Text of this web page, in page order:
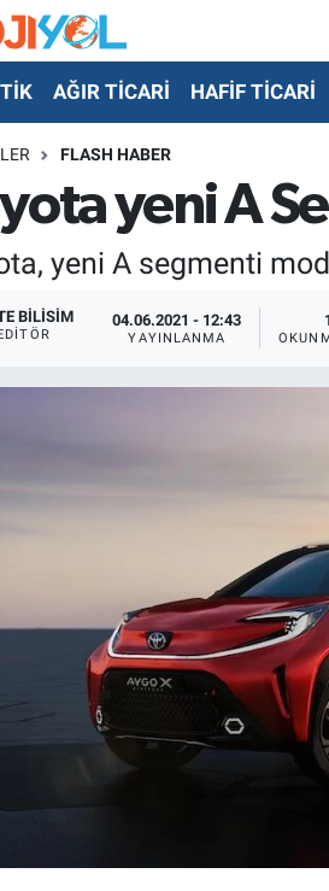
AĞIR TİCARİ HAFİF TİCARİ
FLASH HABER
yeni A
yeni A segmenti
BILISIM 04.06.2021 - 12:43
YAYINLANMA